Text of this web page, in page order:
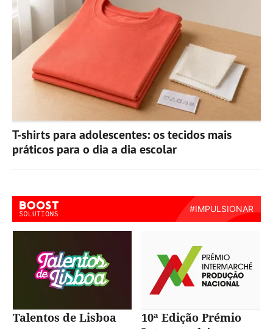
T-shirts para adolescentes: os tecidos mais
práticos para o dia a dia escolar
Talentos de Lisboa
10ª Edição Prémio